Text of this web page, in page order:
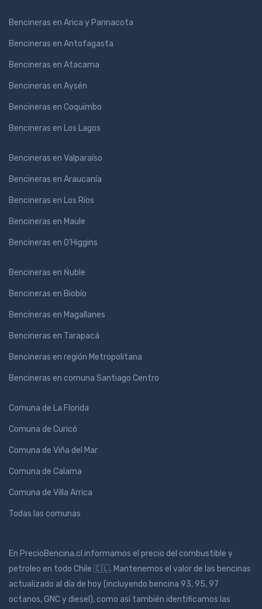
Bencineras en Arica y Parinacota
Bencineras en Antofagasta
Bencineras en Atacama
Bencineras en Aysén
Bencineras en Coquimbo
Bencineras en Los Lagos
Bencineras en Valparaíso
Bencineras en Araucanía
Bencineras en Los Ríos
Bencineras en Maule
Bencineras en O'Higgins
Bencineras en Ńuble
Bencineras en Biobío
Bencineras en Magallanes
Bencineras en Tarapacá
Bencineras en región Metropolitana
Bencineras en comuna Santiago Centro
Comuna de La Florida
Comuna de Curicó
Comuna de Viña del Mar
Comuna de Calama
Comuna de Villa Arrica
Todas las comunas
En PrecioBencina.cl informamos el precio del combustible y
petroleo en todo Chile 🇨🇱. Mantenemos el valor de las bencinas
actualizado al día de hoy (incluyendo bencina 93, 95, 97
octanos, GNC y diesel), como así también identificamos las